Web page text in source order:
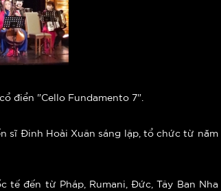
điển "Cello Fundamento 7".
sĩ Đinh Hoài Xuân sáng lập, tổ chức từ năm
đến từ Pháp, Rumani, Đức, Tây Ban Nha